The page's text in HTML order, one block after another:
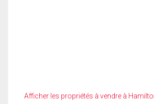
Afficher les propriétés à vendre à